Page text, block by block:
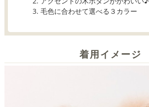
毛色に合わせて選べる３カラー
着用イメージ